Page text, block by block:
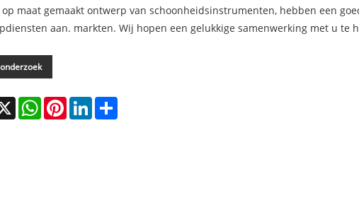
maat gemaakt ontwerp van schoonheidsinstrumenten, hebben een
aan. markten. Wij hopen een gelukkige samenwerking met u te
X WhatsAppPinterestLinkedInShare